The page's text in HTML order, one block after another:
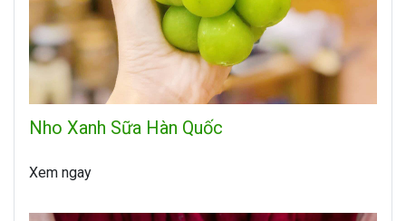
Nho Xanh Sữa Hàn Quốc
Xem ngay